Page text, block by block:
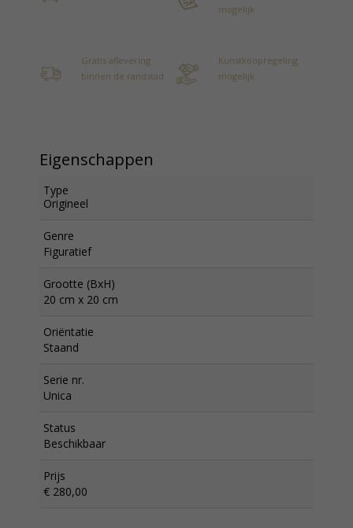
mogelijk
Gratis aflevering
binnen de randstad
Kunstkoopregeling
mogelijk
Eigenschappen
Type
Origineel
Genre
Figuratief
Grootte (BxH)
20 cm x 20 cm
Oriëntatie
Staand
Serie nr.
Unica
Status
Beschikbaar
Prijs
€ 280,00